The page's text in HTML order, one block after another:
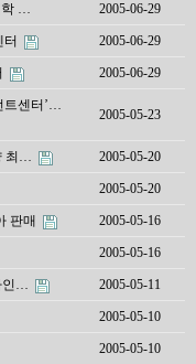
학 … 2005-06-29
터 2005-06-29
2005-06-29
트센터’…
2005-05-23
최… 2005-05-20
2005-05-20
판매 2005-05-16
2005-05-16
인… 2005-05-11
2005-05-10
2005-05-10